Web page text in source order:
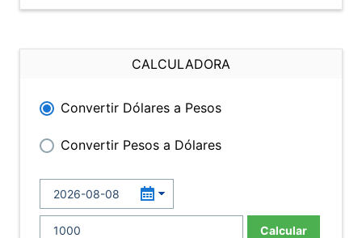
CALCULADORA
Convertir Dólares a Pesos
Convertir Pesos a Dólares
Calcular